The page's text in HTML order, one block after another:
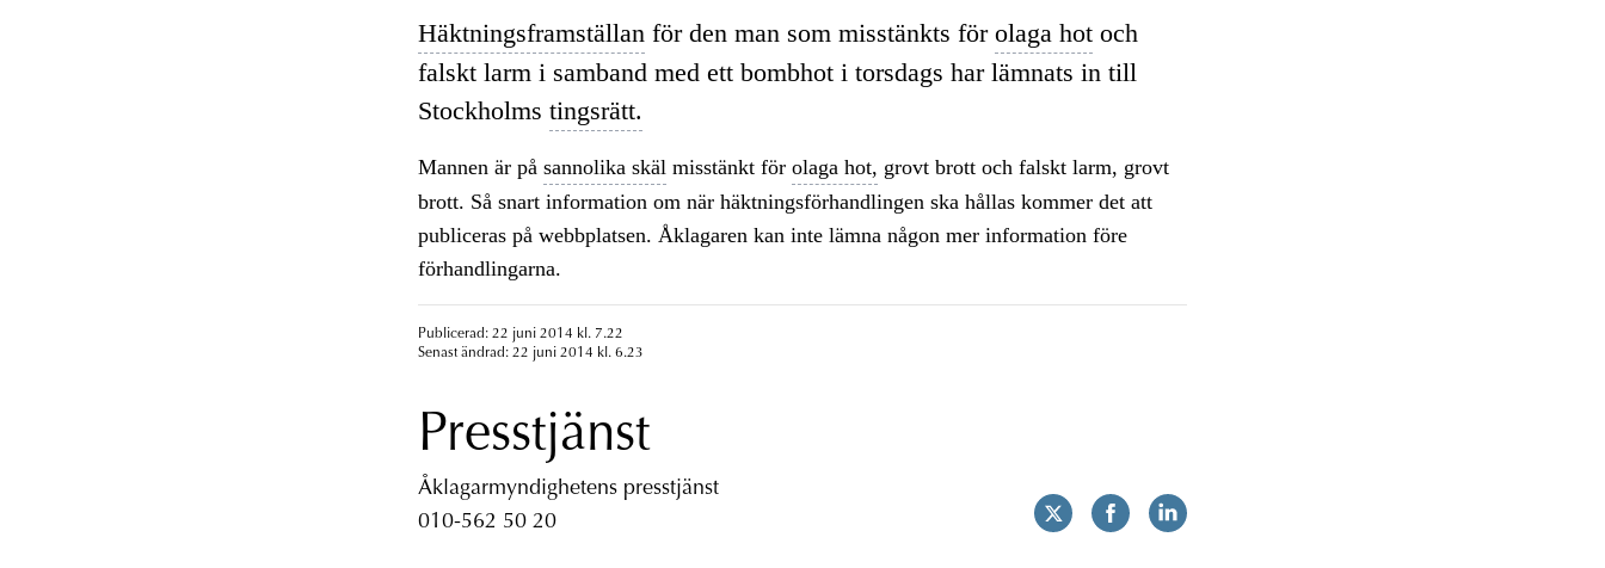
Häktningsframställan för den man som misstänkts för olaga hotoch
falskt larm i samband med ett bombhot i torsdags har lämnats in till
Stockholms tingsrätt.
Mannen är på sannolika skäl misstänkt för olaga hot, grovt brott och falskt larm, grovt
brott. Så snart information om när häktningsförhandlingen ska hållas kommer det att
publiceras på webbplatsen. Åklagaren kan inte lämna någon mer information före
förhandlingarna.
Publicerad: 22 juni 2014 kl. 7.22
Senast ändrad: 22 juni 2014 kl. 6.23
Presstjänst
Åklagarmyndighetens presstjänst
010-562 50 20